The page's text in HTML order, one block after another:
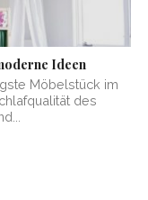
Ideen
Möbelstück im
des